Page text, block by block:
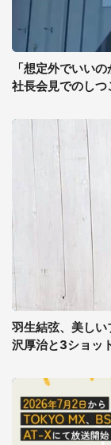
「想定外でいい
社長会見でのしつ
羽生結弦、美し
沢厚治と3ショッ